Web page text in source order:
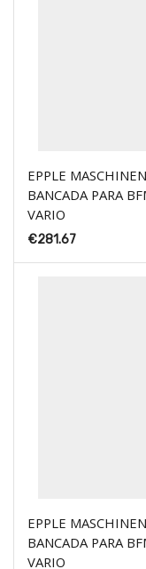
EPPLE MASCHINEN
BANCADA PARA
VARIO
€281.67
EPPLE MASCHINEN
BANCADA PARA
VARIO